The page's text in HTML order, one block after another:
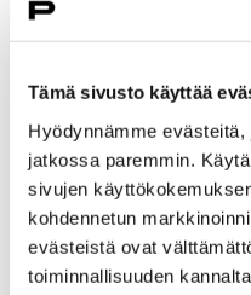
Tämä sivusto käyttää
Hyödynnämme
jatkossa paremmin.
sivujen
kohdennetun
evästeistä ovat
toiminnallisuuden
Yrittäjille suunnattu